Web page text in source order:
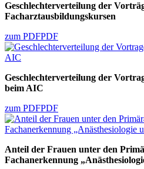
Geschlechterverteilung der
Facharztausbildungskursen
zum PDFPDF
Geschlechterverteilung der
beim AIC
zum PDFPDF
Anteil der Frauen unter den
Fachanerkennung